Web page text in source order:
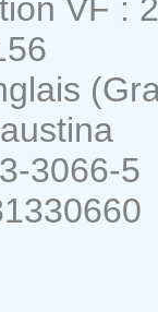
VF :
3066-5